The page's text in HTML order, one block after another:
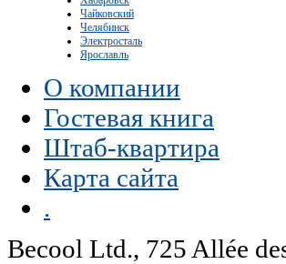
Чайковский
Челябинск
Электросталь
Ярославль
О компании
Гостевая книга
Штаб-квартира
Карта сайта
.
Becool Ltd., 725 Allée